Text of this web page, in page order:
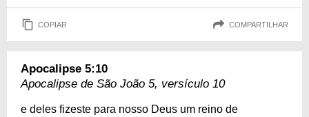
COPIAR COMPARTILHAR
Apocalipse 5:10
Apocalipse de São João 5, versículo 10
e deles fizeste para nosso Deus um reino de